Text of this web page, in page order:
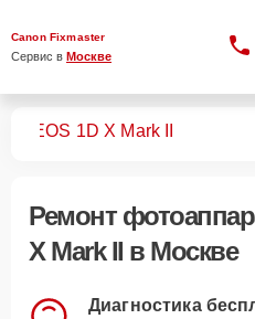
Canon Fixmaster
Сервис в Москве
EOS 1D X Mark II
Ремонт
X Mark II в Москве
Диагностика